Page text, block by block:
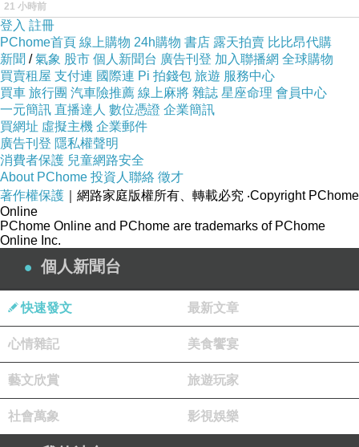
用文火煮30分鐘，加入冰糖，攪勻即成。
功效：起滋陰、潤燥、生津、止渴等功效，有養
肺、益氣和血、補腦強心的作用。
21 小時前
登入 註冊
PChome首頁 線上購物 24h購物 書店 露天拍賣 比比昂代購
新聞 /氣象 股市 個人新聞台 廣告刊登 加入聯播網 全球購物
買賣租屋 支付連 國際連 Pi 拍錢包 旅遊 服務中心
買車 旅行團 汽車險推薦 線上麻將 雜誌 星座命理 會員中心
一元簡訊 直播達人 數位憑證 企業簡訊
買網址 虛擬主機 企業郵件
廣告刊登 隱私權聲明
消費者保護 兒童網路安全
About PChome 投資人聯絡 徵才
著作權保護 ｜網路家庭版權所有、轉載必究 ‧Copyright PChome
Online
PChome Online and PChome are trademarks of PChome
Online Inc.
個人新聞台
快速發文 最新文章
心情雜記 美食饗宴
藝文欣賞 旅遊玩家
社會萬象 影視娛樂